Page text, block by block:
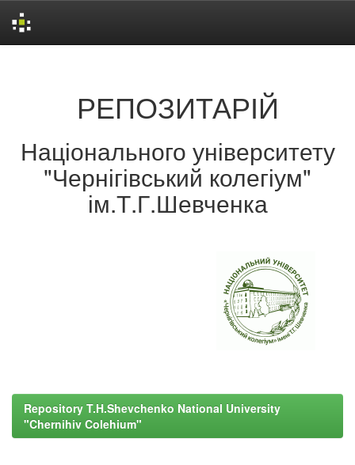
РЕПОЗИТАРІЙ
Національного університету
"Чернігівський колегіум"
ім.Т.Г.Шевченка
Repository T.H.Shevchenko National University
"Chernihiv Colehium"